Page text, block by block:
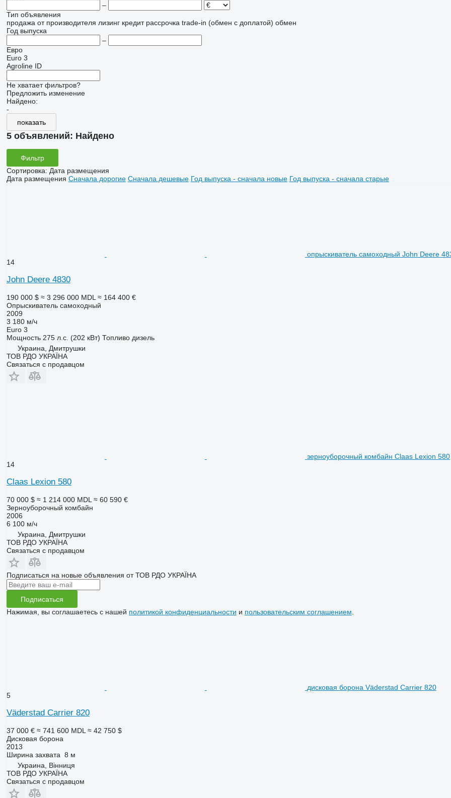
–
Тип объявления
продажа от производителя лизинг кредит рассрочка trade-in (обмен с доплатой) обмен
Год выпуска
–
Евро
Euro 3
Agroline ID
Не хватает фильтров?
Предложить изменение
Найдено:
-
показать
5 объявлений: Найдено
Фильтр
Сортировка: Дата размещения
Дата размещения Сначала дорогие Сначала дешевые Год выпуска - сначала новые Год выпуска - сначала старые
опрыскиватель самоходный John Deere
14
John Deere 4830
190 000 $ ≈ 3 296 000 MDL ≈ 164 400 €
Опрыскиватель самоходный
2009
3 180 м/ч
Euro 3
Мощность 275 л.с. (202 кВт) Топливо дизель
Украина, Дмитрушки
ТОВ РДО УКРАЇНА
Связаться с продавцом
зерноуборочный комбайн Claas Lexion 580
14
Claas Lexion 580
70 000 $ ≈ 1 214 000 MDL ≈ 60 590 €
Зерноуборочный комбайн
2006
6 100 м/ч
Украина, Дмитрушки
ТОВ РДО УКРАЇНА
Связаться с продавцом
Подписаться на новые объявления от ТОВ РДО УКРАЇНА
Подписаться
Нажимая, вы соглашаетесь с нашей политикой конфиденциальности и пользовательским соглашением
дисковая борона Väderstad Carrier 820
5
Väderstad Carrier 820
37 000 € ≈ 741 600 MDL ≈ 42 750 $
Дисковая борона
2013
Ширина захвата 8 м
Украина, Вінниця
ТОВ РДО УКРАЇНА
Связаться с продавцом